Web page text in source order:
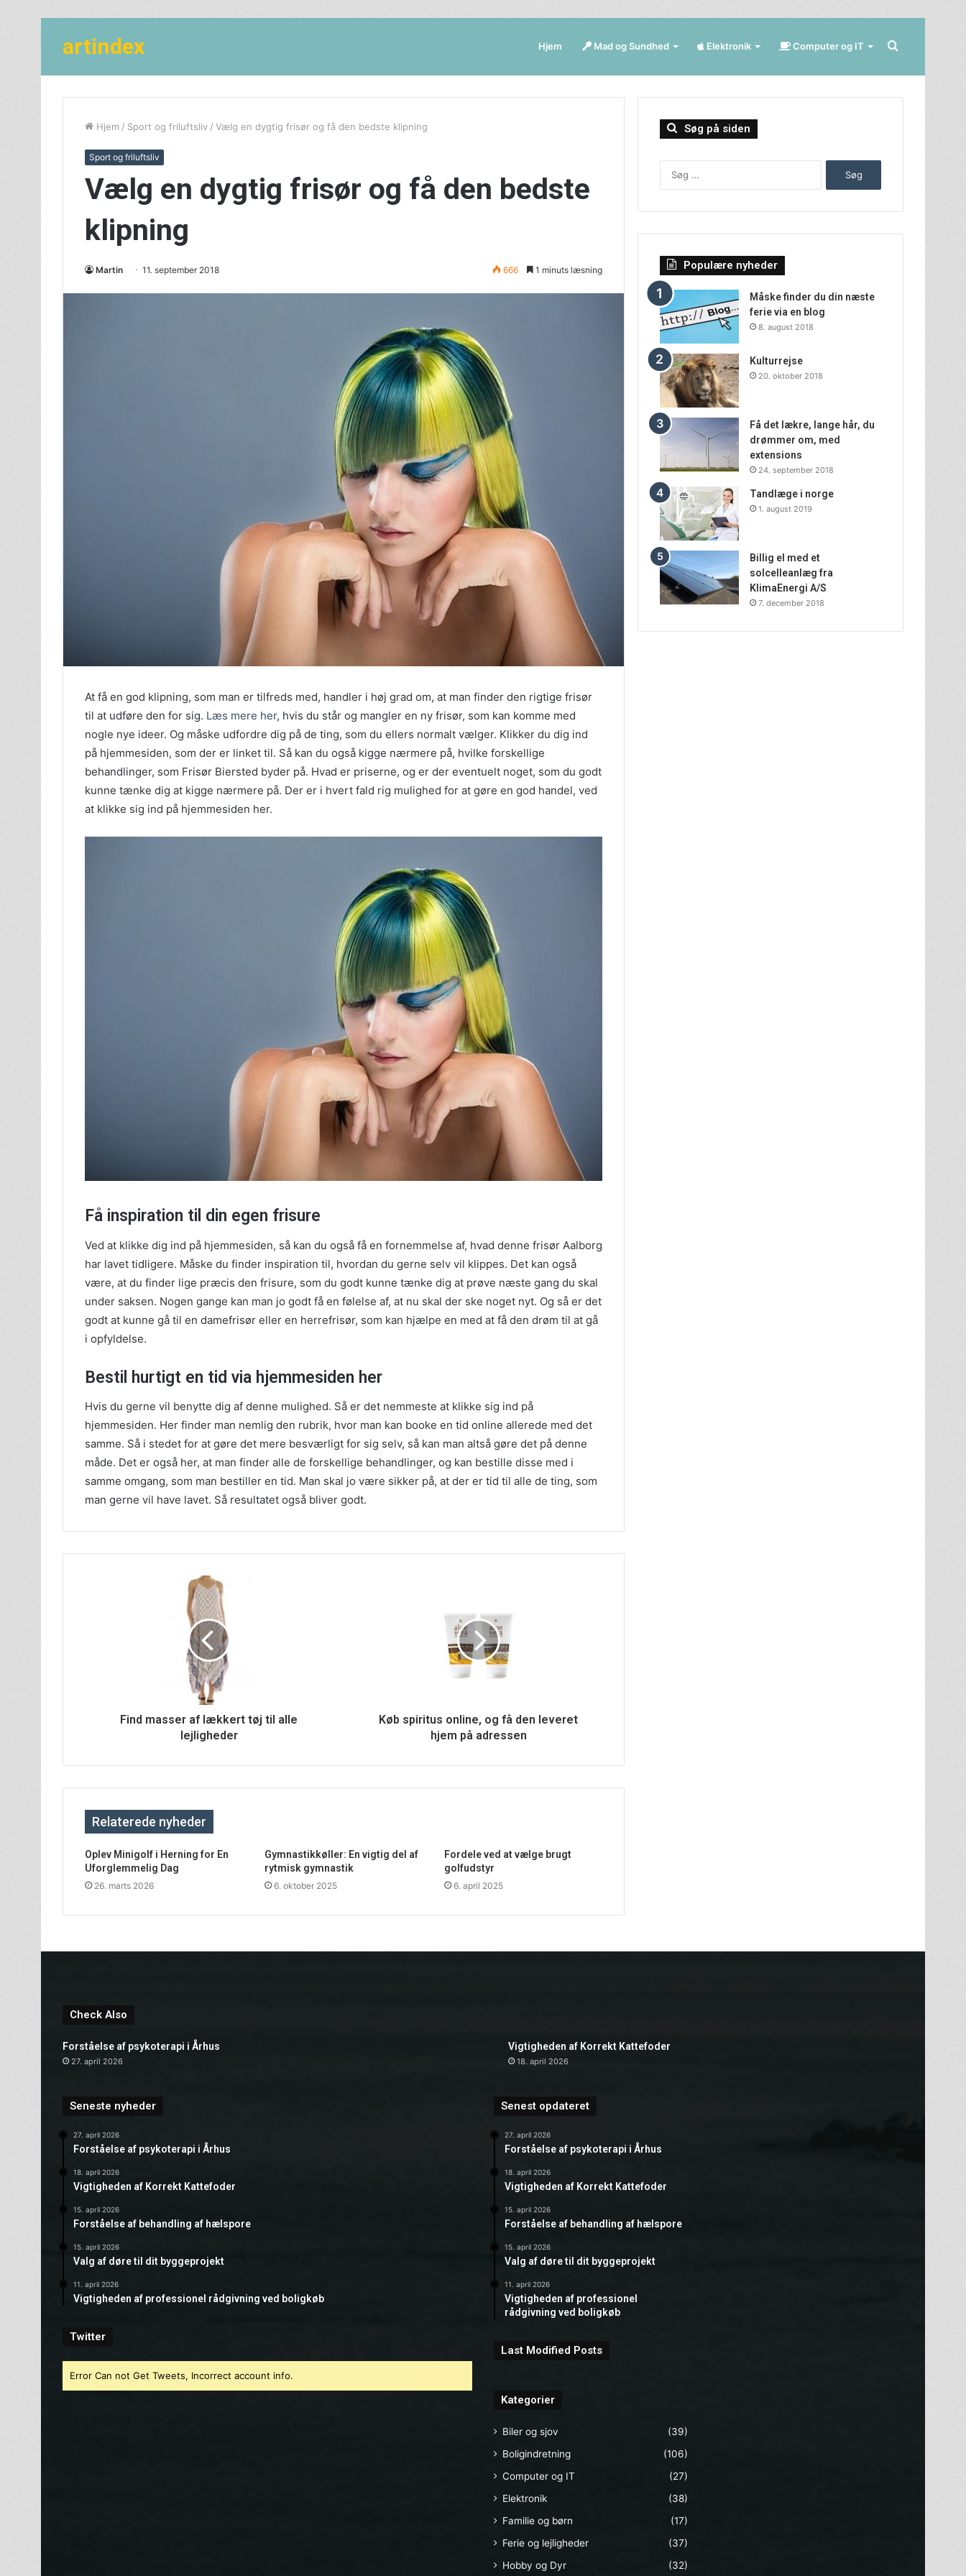
artindex Hjem Mad og Sundhed Elektronik Computer og IT Søg
efter
Hjem / Sport og friluftsliv / Vælg en dygtig frisør og få den bedste klipning
Sport og friluftsliv
Vælg en dygtig frisør og få den bedste
klipning
Martin 11. september 2018 666 1 minuts læsning
At få en god klipning, som man er tilfreds med, handler i høj grad om, at man finder den rigtige frisør
til at udføre den for sig. Læs mere her, hvis du står og mangler en ny frisør, som kan komme med
nogle nye ideer. Og måske udfordre dig på de ting, som du ellers normalt vælger. Klikker du dig ind
på hjemmesiden, som der er linket til. Så kan du også kigge nærmere på, hvilke forskellige
behandlinger, som Frisør Biersted byder på. Hvad er priserne, og er der eventuelt noget, som du godt
kunne tænke dig at kigge nærmere på. Der er i hvert fald rig mulighed for at gøre en god handel, ved
at klikke sig ind på hjemmesiden her.
Få inspiration til din egen frisure
Ved at klikke dig ind på hjemmesiden, så kan du også få en fornemmelse af, hvad denne frisør Aalborg
har lavet tidligere. Måske du finder inspiration til, hvordan du gerne selv vil klippes. Det kan også
være, at du finder lige præcis den frisure, som du godt kunne tænke dig at prøve næste gang du skal
under saksen. Nogen gange kan man jo godt få en følelse af, at nu skal der ske noget nyt. Og så er det
godt at kunne gå til en damefrisør eller en herrefrisør, som kan hjælpe en med at få den drøm til at gå
i opfyldelse.
Bestil hurtigt en tid via hjemmesiden her
Hvis du gerne vil benytte dig af denne mulighed. Så er det nemmeste at klikke sig ind på
hjemmesiden. Her finder man nemlig den rubrik, hvor man kan booke en tid online allerede med det
samme. Så i stedet for at gøre det mere besværligt for sig selv, så kan man altså gøre det på denne
måde. Det er også her, at man finder alle de forskellige behandlinger, og kan bestille disse med i
samme omgang, som man bestiller en tid. Man skal jo være sikker på, at der er tid til alle de ting, som
man gerne vil have lavet. Så resultatet også bliver godt.
Find masser af lækkert tøj til alle
lejligheder
Køb spiritus online, og få den leveret
hjem på adressen
Relaterede nyheder
Oplev Minigolf i Herning for En
Uforglemmelig Dag
26. marts 2026
Gymnastikkøller: En vigtig del af
rytmisk gymnastik
6. oktober 2025
Fordele ved at vælge brugt
golfudstyr
6. april 2025
Søg på siden
Populære nyheder
Måske finder du din næste
ferie via en blog
8. august 2018
Kulturrejse
20. oktober 2018
Få det lækre, lange hår, du
drømmer om, med
extensions
24. september 2018
Tandlæge i norge
1. august 2019
Billig el med et
solcelleanlæg fra
KlimaEnergi A/S
7. december 2018
Check Also
Forståelse af psykoterapi i Århus
27. april 2026
Vigtigheden af Korrekt Kattefoder
18. april 2026
Seneste nyheder
27. april 2026
Forståelse af psykoterapi i Århus
18. april 2026
Vigtigheden af Korrekt Kattefoder
15. april 2026
Forståelse af behandling af hælspore
15. april 2026
Valg af døre til dit byggeprojekt
11. april 2026
Vigtigheden af professionel rådgivning ved boligkøb
Twitter
Error Can not Get Tweets, Incorrect account info.
Senest opdateret
27. april 2026
Forståelse af psykoterapi i Århus
18. april 2026
Vigtigheden af Korrekt Kattefoder
15. april 2026
Forståelse af behandling af hælspore
15. april 2026
Valg af døre til dit byggeprojekt
11. april 2026
Vigtigheden af professionel
rådgivning ved boligkøb
Last Modified Posts
Kategorier
Biler og sjov
(39)
Boligindretning
(106)
Computer og IT
(27)
Elektronik
(38)
Familie og børn
(17)
Ferie og lejligheder
(37)
Hobby og Dyr
(32)